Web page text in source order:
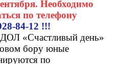
Необходимо
по телефону
84-12 !!!
«Счастливый день»
бору юные
по